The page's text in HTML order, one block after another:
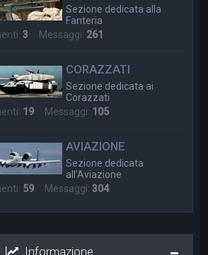
Sezione dedicata alla
Fanteria
3 Messaggi: 261
CORAZZATI
Sezione dedicata ai
Corazzati
19 Messaggi: 105
AVIAZIONE
Sezione dedicata
all'Aviazione
59 Messaggi:304
Informazione